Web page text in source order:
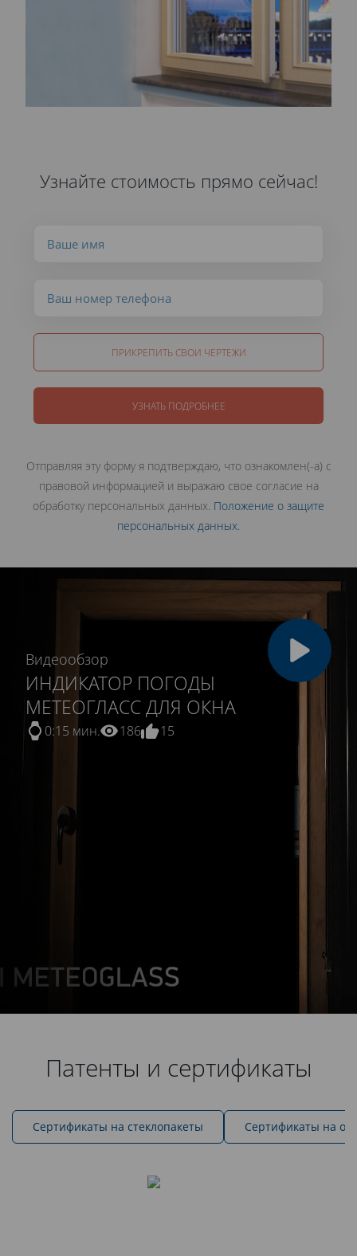
Узнайте стоимость прямо сейчас!
ПРИКРЕПИТЬ СВОИ ЧЕРТЕЖИ
УЗНАТЬ ПОДРОБНЕЕ
Отправляя эту форму я подтверждаю, что ознакомлен(-а) с
правовой информацией и выражаю свое согласие на
обработку персональных данных. Положение о защите
персональных данных.
Видеообзор
ИНДИКАТОР ПОГОДЫ
МЕТЕОГЛАСС ДЛЯ ОКНА
0:15 мин. 186 15
Патенты и сертификаты
Cертификаты на стеклопакеты Сертификаты на